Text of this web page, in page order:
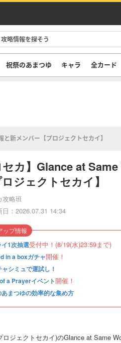
祝祭のあまつゆ キャラ 全カード
新メンバー【プロジェクトセカイ】
セカ】Glance at
ジェクトセカイ】
攻略班
日：2026.07.31 14:34
1次抽選受付中！(8/19(水)23:59まで)
in a boxガチャ開催！
ャシミュで運試し！
a Prayerイベント開催！
まつゆの効率的な集め方
ップ情報
ロジェクトセカイ)のGlance at Same